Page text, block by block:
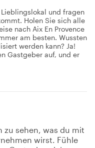
Lieblingslokal und fragen
Holen Sie sich alle
nach Aix En Provence
am besten. Wussten
werden kann? Ja!
Gastgeber auf, und er
zu sehen, was du mit
wirst. Fühle